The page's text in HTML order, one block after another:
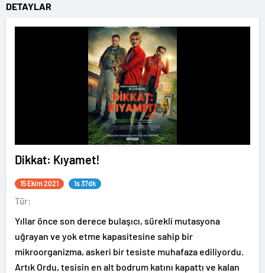
DETAYLAR
Dikkat: Kıyamet!
15 Ekim 2021 1s 37dk
Tür:
Yıllar önce son derece bulaşıcı, sürekli mutasyona
uğrayan ve yok etme kapasitesine sahip bir
mikroorganizma, askeri bir tesiste muhafaza ediliyordu.
Artık Ordu, tesisin en alt bodrum katını kapattı ve kalan